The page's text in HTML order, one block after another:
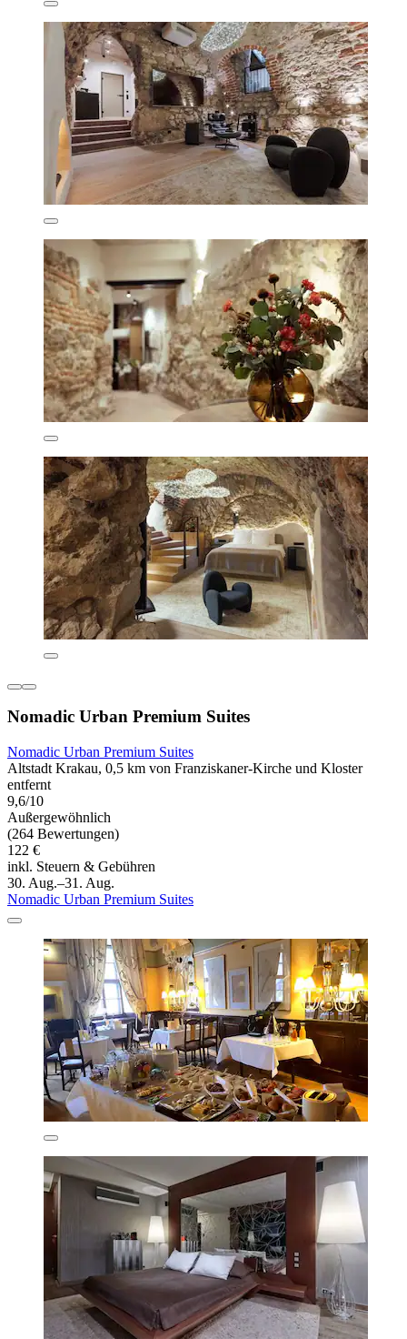
Nomadic Urban Premium Suites
Nomadic Urban Premium Suites
Altstadt Krakau, 0,5 km von Franziskaner-Kirche und Kloster
entfernt
9,6/10
Außergewöhnlich
(264 Bewertungen)
122 €
inkl. Steuern & Gebühren
30. Aug.–31. Aug.
Nomadic Urban Premium Suites